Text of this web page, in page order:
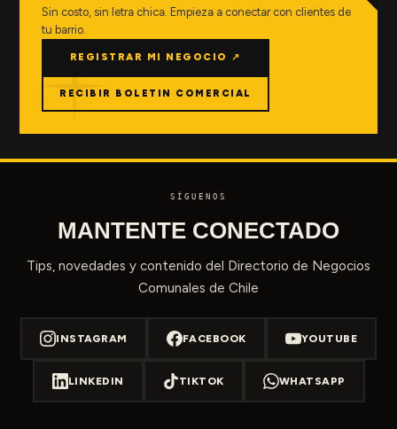
Sin costo, sin letra chica. Empieza a conectar con clientes de
tu barrio.
REGISTRAR MI NEGOCIO ↗
RECIBIR BOLETIN COMERCIAL
SÍGUENOS
MANTENTE CONECTADO
Tips, novedades y contenido del Directorio de Negocios
Comunales de Chile
INSTAGRAM FACEBOOK YOUTUBE
LINKEDIN TIKTOK WHATSAPP